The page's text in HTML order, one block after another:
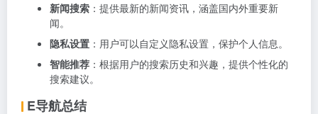
新闻搜索 ：提供最新的新闻资讯，涵盖国内外重要新
闻。
隐私设置 ：用户可以自定义隐私设置，保护个人信息。
智能推荐 ：根据用户的搜索历史和兴趣，提供个性化的
搜索建议。
E导航总结